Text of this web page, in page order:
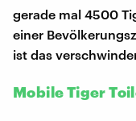
gerade mal 4500
einer
ist das
Mobile Tiger